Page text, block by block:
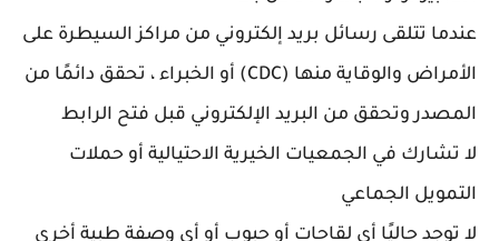
عندما تتلقى رسائل بريد إلكتروني من مراكز السيطرة على
الأمراض والوقاية منها (CDC) أو الخبراء ، تحقق دائمًا من
المصدر وتحقق من البريد الإلكتروني قبل فتح الرابط
لا تشارك في الجمعيات الخيرية الاحتيالية أو حملات
التمويل الجماعي
لا توجد حاليًا أي لقاحات أو حبوب أو أي وصفة طبية أخرى